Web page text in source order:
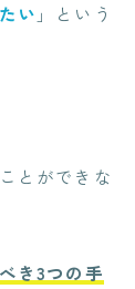
い 」という
とができな
き3つの手